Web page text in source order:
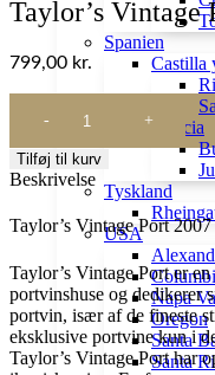
Spanien
Castilla
Murcia
Tyskland
USA
Napa
Oregon
Santa
Santa
Taylor’s Vintage
799,00 kr.
Vintage
Port
2007
antal
Tilføj til kurv
Beskrivelse
Taylor’s Vintage Port 2007
Taylor’s Vintage Port er
portvinshuse og dedikerer
portvin, især af de fineste
eksklusive portvine kun i
Taylor’s Vintage Port har